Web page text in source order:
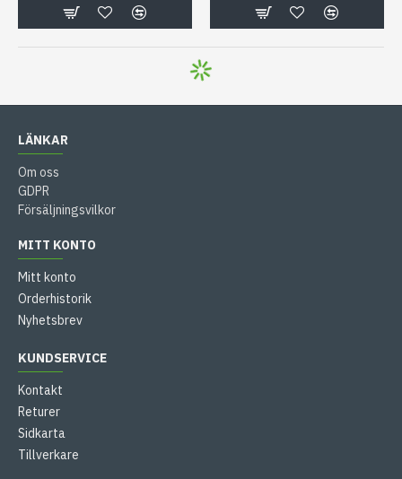
LÄNKAR
Om oss
GDPR
Försäljningsvilkor
MITT KONTO
Mitt konto
Orderhistorik
Nyhetsbrev
KUNDSERVICE
Kontakt
Returer
Sidkarta
Tillverkare